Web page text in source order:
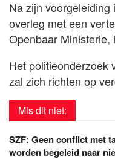
Na zijn voorgeleiding
overleg met een
Openbaar Ministerie,
Het politieonderzoek
zal zich richten op
Mis dit niet:
SZF: Geen conflict met
worden begeleid naar